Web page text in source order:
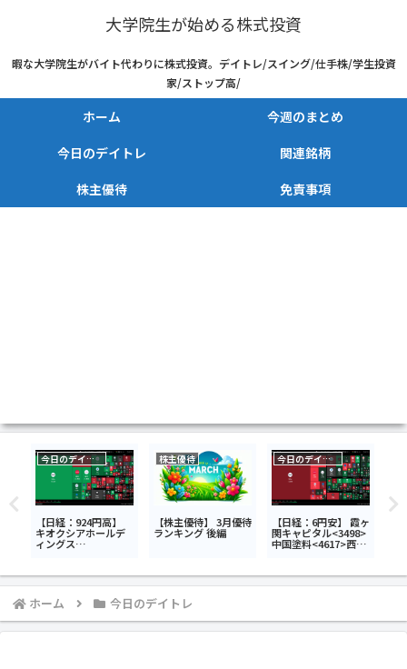
大学院生が始める株式投資
暇な大学院生がバイト代わりに株式投資。デイトレ/スイング/仕手株/学生投資
家/ストップ高/
ホーム
今週のまとめ
今日のデイトレ
関連銘柄
株主優待
免責事項
今日のデイトレ
【日経：924円高】
キオクシアホールデ
ィングス
今日のデイトレ7月9
日
株主優待
【株主優待】 3月優待
ランキング 後編
今日のデイトレ
【日経：6円安】 霞ヶ
関キャピタル<3498>
中国塗料<4617>西武
レ7月6日 ィ
イ
ホーム 今日のデイトレ